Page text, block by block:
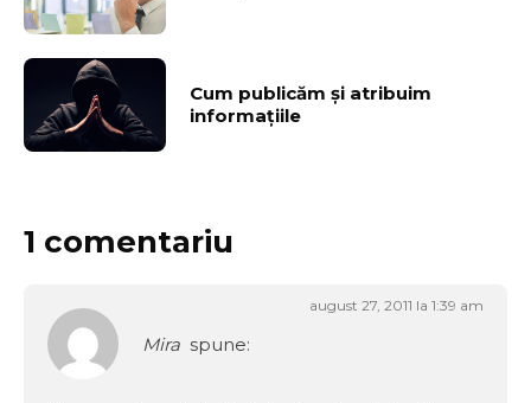
Cum publicăm şi atribuim
informaţiile
1 comentariu
Mira spune:
august 27, 2011 la 1:39 am